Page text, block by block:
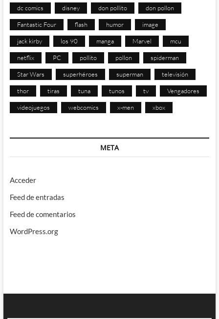
dc comics disney don pollito don pollon
Fantastic Four flash humor image
jack kirby los 90 manga Marvel mcu
netflix PC pollito pollon spiderman
Star Wars superhéroes superman televisión
thor tiras tuna tunos tv Vengadores
videojuegos webcomics x-men xbox
META
Acceder
Feed de entradas
Feed de comentarios
WordPress.org